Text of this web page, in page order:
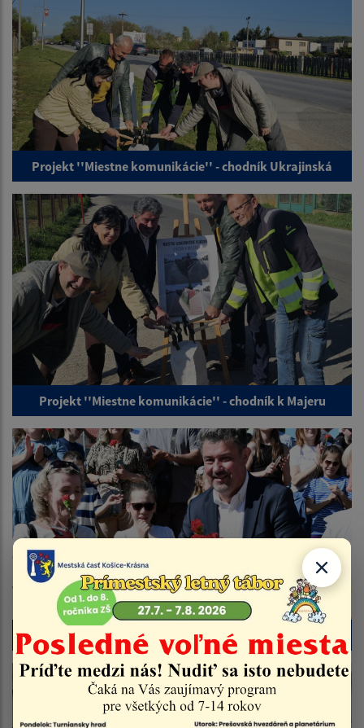
Projekt ''Miestne komunikácie'' - chodník Ukrajinská
Projekt ''Miestne komunikácie'' - chodník k Majeru
Deň matiek 2026